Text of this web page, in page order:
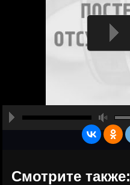
Смотрите также: